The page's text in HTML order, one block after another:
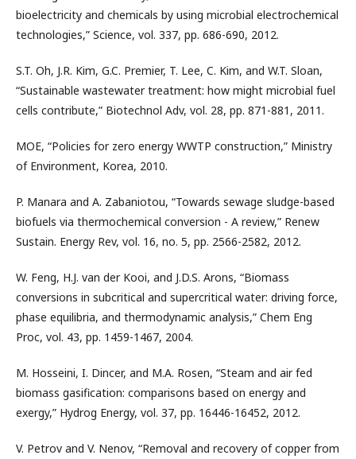
bioelectricity and chemicals by using microbial electrochemical
technologies,” Science, vol. 337, pp. 686-690, 2012.
S.T. Oh, J.R. Kim, G.C. Premier, T. Lee, C. Kim, and W.T. Sloan,
“Sustainable wastewater treatment: how might microbial fuel
cells contribute,” Biotechnol Adv, vol. 28, pp. 871-881, 2011.
MOE, “Policies for zero energy WWTP construction,” Ministry
of Environment, Korea, 2010.
P. Manara and A. Zabaniotou, “Towards sewage sludge-based
biofuels via thermochemical conversion - A review,” Renew
Sustain. Energy Rev, vol. 16, no. 5, pp. 2566-2582, 2012.
W. Feng, H.J. van der Kooi, and J.D.S. Arons, “Biomass
conversions in subcritical and supercritical water: driving force,
phase equilibria, and thermodynamic analysis,” Chem Eng
Proc, vol. 43, pp. 1459-1467, 2004.
M. Hosseini, I. Dincer, and M.A. Rosen, “Steam and air fed
biomass gasification: comparisons based on energy and
exergy,” Hydrog Energy, vol. 37, pp. 16446-16452, 2012.
V. Petrov and V. Nenov, “Removal and recovery of copper from